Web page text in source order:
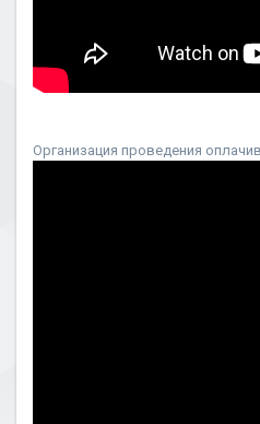
Организация проведения